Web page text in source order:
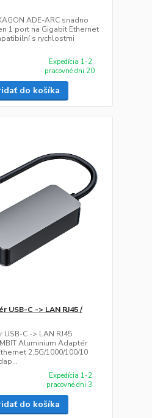
ADE-ARC snadno
1 port na Gigabit Ethernet
s rychlostmi
Expedícia 1-2
pracovné dni 20
do košíka
USB-C -> LAN RJ45 /
C -> LAN RJ45
MBIT Aluminium Adaptér
2,5G/1000/100/10
Expedícia 1-2
pracovné dni 3
do košíka